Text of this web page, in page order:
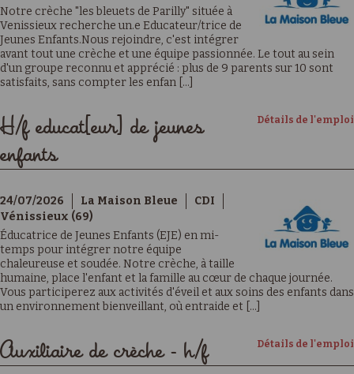
Notre crèche "les bleuets de Parilly" située à
Venissieux recherche un.e Educateur/trice de
Jeunes Enfants.Nous rejoindre, c'est intégrer
avant tout une crèche et une équipe passionnée. Le tout au sein
d'un groupe reconnu et apprécié : plus de 9 parents sur 10 sont
satisfaits, sans compter les enfan [...]
Détails de l'emploi
H/f educat[eur] de jeunes
enfants
24/07/2026 La Maison Bleue
CDI
Vénissieux (69)
Éducatrice de Jeunes Enfants (EJE) en mi-
temps pour intégrer notre équipe
chaleureuse et soudée. Notre crèche, à taille
humaine, place l'enfant et la famille au cœur de chaque journée.
Vous participerez aux activités d'éveil et aux soins des enfants dans
un environnement bienveillant, où entraide et [...]
Détails de l'emploi
Auxiliaire de crèche - h/f